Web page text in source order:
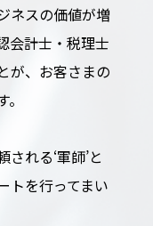
ネスの価値が増
会計士・税理士
が、お客さまの
れる‘軍師’と
トを行ってまい